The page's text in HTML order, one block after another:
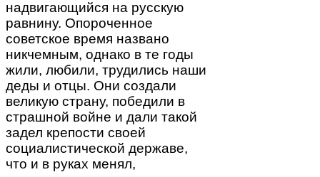
надвигающийся на русскую
равнину. Опороченное
советское время названо
никчемным, однако в те годы
жили, любили, трудились наши
деды и отцы. Они создали
великую страну, победили в
страшной войне и дали такой
задел крепости своей
социалистической державе,
что и в руках менял,